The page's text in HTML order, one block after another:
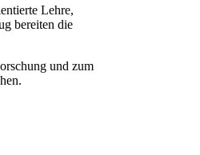
Lehre,
bereiten die
und zum